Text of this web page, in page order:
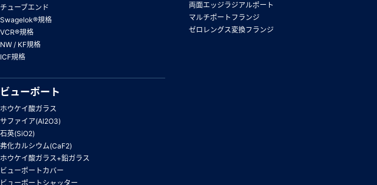
チューブエンド
Swagelok®規格
VCR®規格
NW / KF規格
ICF規格
ビューポート
ホウケイ酸ガラス
サファイア(Al2O3)
石英(SiO2)
弗化カルシウム(CaF2)
ホウケイ酸ガラス+鉛ガラス
ビューポートカバー
ビューポートシャッター
両面エッジラジアルポート
マルチポートフランジ
ゼロレングス変換フランジ